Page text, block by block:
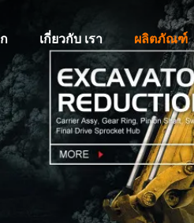
เกี่ยวกับ เรา ผลิตภัณฑ์